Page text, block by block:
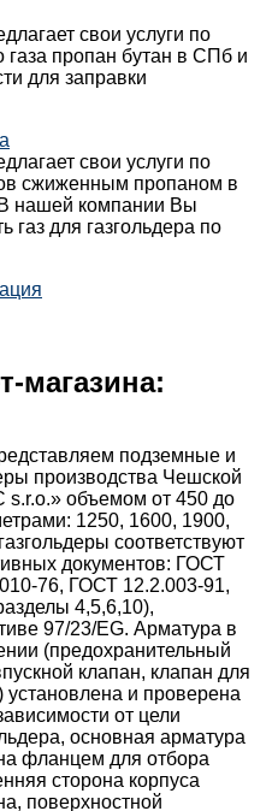
свои услуги по
газа пропан бутан в СПб и
для заправки
свои услуги по
сжиженным пропаном в
нашей компании Вы
газ для газгольдера по
магазина:
подземные и
производства Чешской
s.r.o.» объемом от 450 до
1250, 1600, 1900,
соответствуют
документов: ГОСТ
76, ГОСТ 12.2.003-91,
4,5,6,10),
97/23/EG. Арматура в
(предохранительный
клапан, клапан для
и проверена
от цели
основная арматура
фланцем для отбора
сторона корпуса
поверхностной